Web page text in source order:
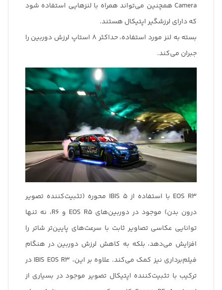
Camera همچنین می‌تواند همراه با لنزهایی استفاده شود
که دارای لرزشگیر اپتیکال هستند.
بسته به لنز مورد استفاده، حداکثر 8 استاپ لرزش دوربین را
جبران می‌کند.
EOS R3 با استفاده از IBIS 5 محوره (تثبیت‌کننده تصویر
درون بدن) موجود در دوربین‌های EOS R5 و R6، نه تنها
توانایی عکاسی تصاویر ثابت با سرعت‌های پایین‌تر شاتر را
افزایش می‌دهد، بلکه به کاهش لرزش دوربین در هنگام
فیلم‌برداری نیز کمک می‌کند. علاوه بر این، IBIS EOS R3 در
ترکیب با تثبیت‌کننده اپتیکال تصویر موجود در بسیاری از